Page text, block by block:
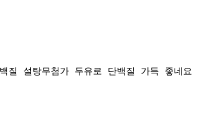
질 설탕무첨가 두유로 단백질 가득 좋네요